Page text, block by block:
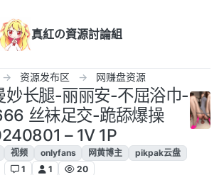
真紅の資源討論組
资源发布区 网赚盘资源
妙长腿-丽丽安-不屈浴巾-
丝袜足交-跪舔爆操
– 1V 1P
视频 onlyfans 网黄博主
pikpak云盘
1
1 20